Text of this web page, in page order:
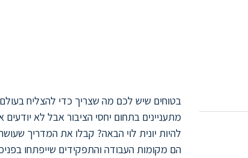
בטוחים שיש לכם מה שצריך כדי להצליח
מתעניינים בתחום יחסי הציבור אבל לא
להיות יונית לוי הבאה? קבלו את המדריך
הם מקומות העבודה והתפקידים שייפתחו